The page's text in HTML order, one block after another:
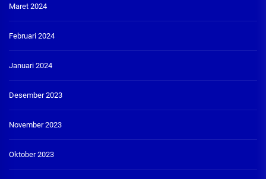
Maret 2024
Februari 2024
Januari 2024
Desember 2023
November 2023
Oktober 2023